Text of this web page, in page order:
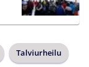
Talviurheilu